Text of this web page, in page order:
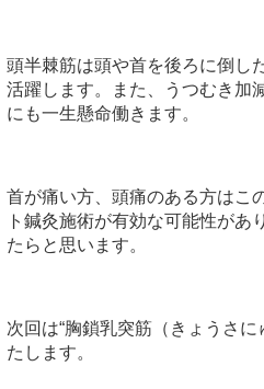
頭半棘筋は頭や首を後ろに倒し
活躍します。また、うつむき加
にも一生懸命働きます。
首が痛い方、頭痛のある方はこ
ト鍼灸施術が有効な可能性があ
たらと思います。
次回は“胸鎖乳突筋（きょうさ
たします。